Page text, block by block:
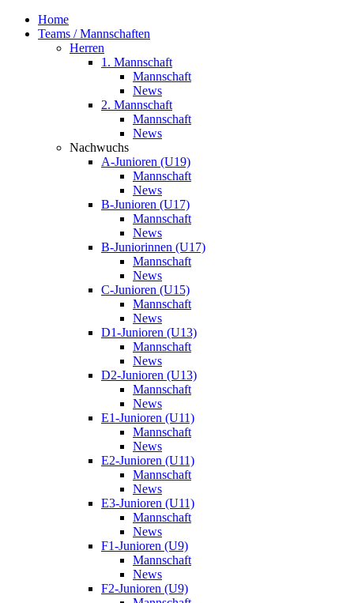
Home
Teams / Mannschaften
Herren
1. Mannschaft
Mannschaft
News
2. Mannschaft
Mannschaft
News
Nachwuchs
A-Junioren (U19)
Mannschaft
News
B-Junioren (U17)
Mannschaft
News
B-Juniorinnen (U17)
Mannschaft
News
C-Junioren (U15)
Mannschaft
News
D1-Junioren (U13)
Mannschaft
News
D2-Junioren (U13)
Mannschaft
News
E1-Junioren (U11)
Mannschaft
News
E2-Junioren (U11)
Mannschaft
News
E3-Junioren (U11)
Mannschaft
News
F1-Junioren (U9)
Mannschaft
News
F2-Junioren (U9)